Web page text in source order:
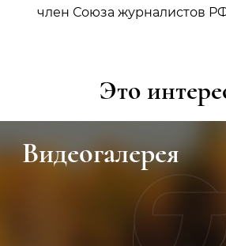
член Союза журналистов
Это